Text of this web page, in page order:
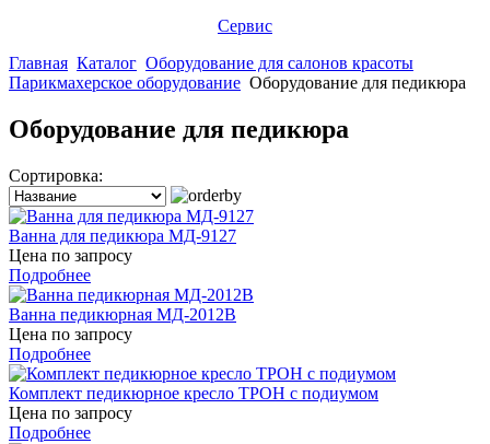
Сервис
Главная Каталог Оборудование для салонов красоты
Парикмахерское оборудование Оборудование для педикюра
Оборудование для педикюра
Сортировка:
Ванна для педикюра МД-9127
Цена по запросу
Подробнее
Ванна педикюрная МД-2012В
Цена по запросу
Подробнее
Комплект педикюрное кресло ТРОН с подиумом
Цена по запросу
Подробнее